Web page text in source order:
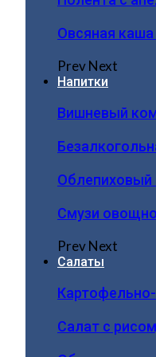
Овсяная
PrevNext
Напитки
Вишневый
Облепиховый
Смузи
PrevNext
Салаты
Салат с